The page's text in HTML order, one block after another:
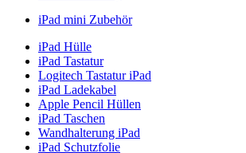
iPad mini Zubehör
iPad Hülle
iPad Tastatur
Logitech Tastatur iPad
iPad Ladekabel
Apple Pencil Hüllen
iPad Taschen
Wandhalterung iPad
iPad Schutzfolie